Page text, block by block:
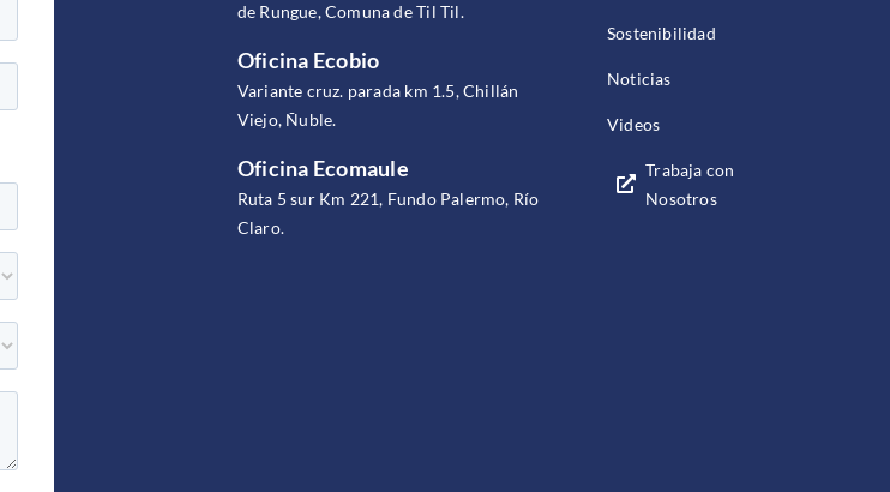
de Rungue, Comuna de Til Til.
Oficina Ecobio
Variante cruz. parada km 1.5, Chillán
Viejo, Ñuble.
Oficina Ecomaule
Ruta 5 sur Km 221, Fundo Palermo, Río
Claro.
Sostenibilidad
Noticias
Videos
Trabaja con
Nosotros